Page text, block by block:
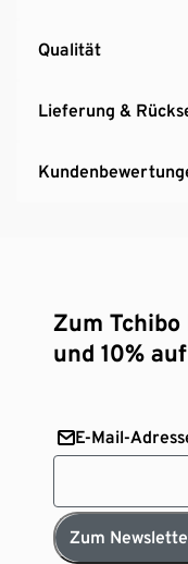
Qualität
Lieferung &
Zum
und 10%
E-Mail-
Zum